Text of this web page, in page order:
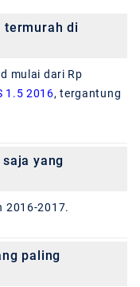
termurah di
mulai dari Rp
1.5 2016, tergantung
yang
2016-2017.
paling